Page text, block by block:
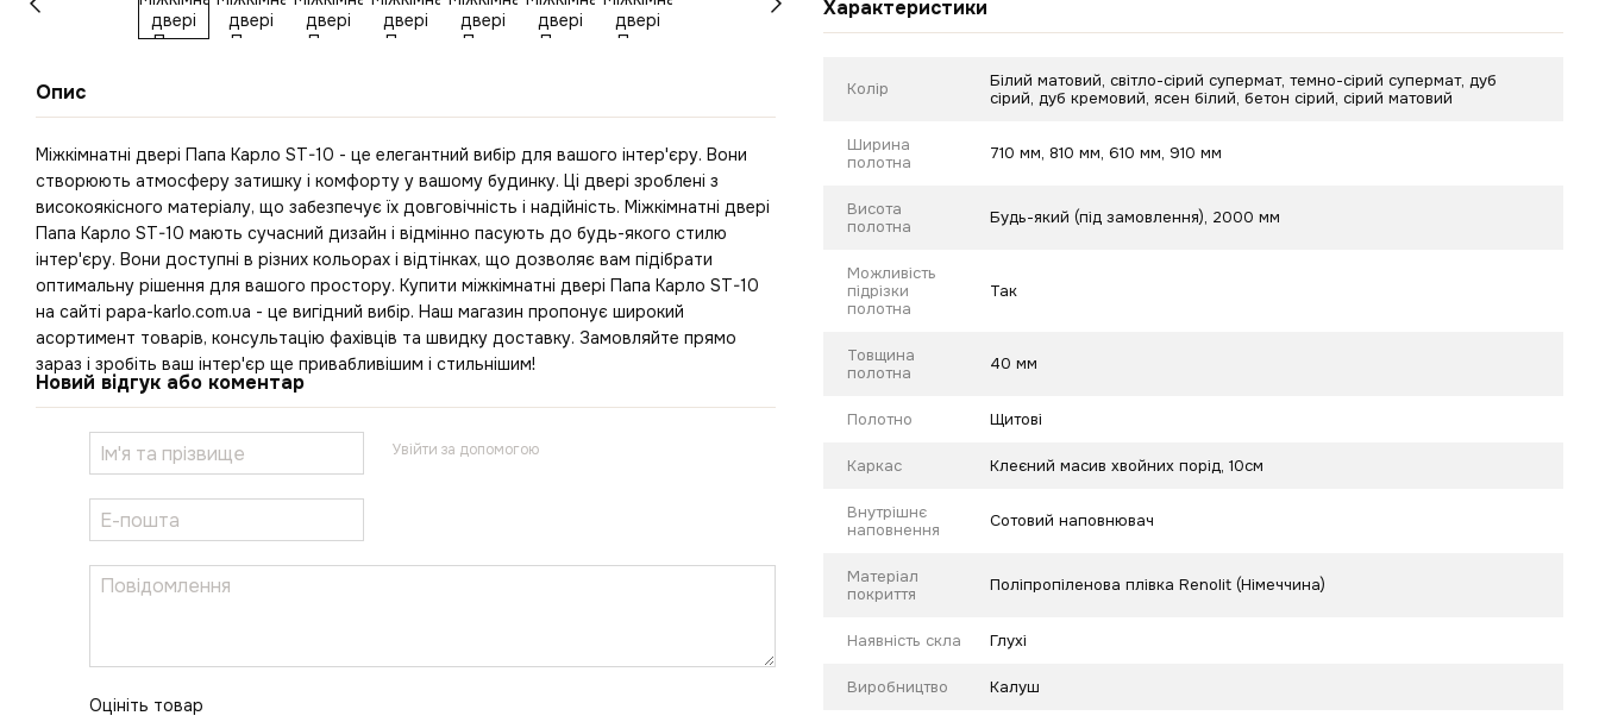
Опис
Міжкімнатні двері Папа Карло ST-10 - це елегантний вибір для вашого інтер'єру. Вони
створюють атмосферу затишку і комфорту у вашому будинку. Ці двері зроблені з
високоякісного матеріалу, що забезпечує їх довговічність і надійність. Міжкімнатні двері
Папа Карло ST-10 мають сучасний дизайн і відмінно пасують до будь-якого стилю
інтер'єру. Вони доступні в різних кольорах і відтінках, що дозволяє вам підібрати
оптимальну рішення для вашого простору. Купити міжкімнатні двері Папа Карло ST-10
на сайті papa-karlo.com.ua - це вигідний вибір. Наш магазин пропонує широкий
асортимент товарів, консультацію фахівців та швидку доставку. Замовляйте прямо
зараз і зробіть ваш інтер'єр ще привабливішим і стильнішим!
Новий відгук або коментар
Увійти за допомогою
Оцініть товар
Характеристики
Колір
Білий матовий, світло-сірий супермат, темно-сірий супермат, дуб
сірий, дуб кремовий, ясен білий, бетон сірий, сірий матовий
Ширина
полотна
710 мм, 810 мм, 610 мм, 910 мм
Висота
полотна
Будь-який (під замовлення), 2000 мм
Можливість
підрізки
полотна
Так
Товщина
полотна
40 мм
Полотно Щитові
Каркас Клеєний масив хвойних порід, 10см
Внутрішнє
наповнення
Сотовий наповнювач
Матеріал
покриття
Поліпропіленова плівка Renolit (Німеччина)
Наявність скла Глухі
Виробництво Калуш